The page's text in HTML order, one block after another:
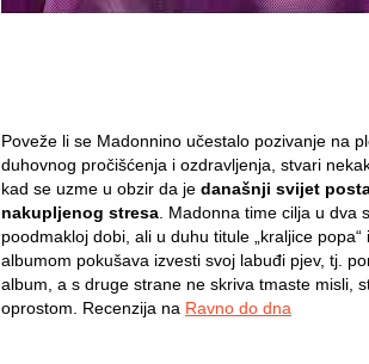
Poveže li se Madonnino učestalo pozivanje na
duhovnog pročišćenja i ozdravljenja, stvari
kad se uzme u obzir da je današnji svijet
nakupljenog stresa . Madonna time cilja u dva
poodmakloj dobi, ali u duhu titule „kraljice
albumom pokušava izvesti svoj labuđi pjev, tj.
album, a s druge strane ne skriva tmaste misli,
oprostom. Recenzija na Ravno do dna